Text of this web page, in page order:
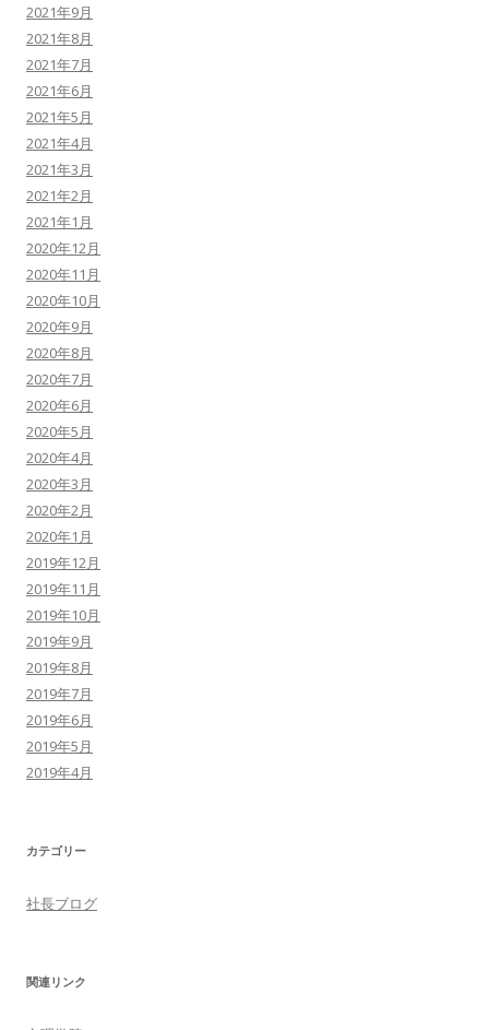
2021年9月
2021年8月
2021年7月
2021年6月
2021年5月
2021年4月
2021年3月
2021年2月
2021年1月
2020年12月
2020年11月
2020年10月
2020年9月
2020年8月
2020年7月
2020年6月
2020年5月
2020年4月
2020年3月
2020年2月
2020年1月
2019年12月
2019年11月
2019年10月
2019年9月
2019年8月
2019年7月
2019年6月
2019年5月
2019年4月
カテゴリー
社長ブログ
関連リンク